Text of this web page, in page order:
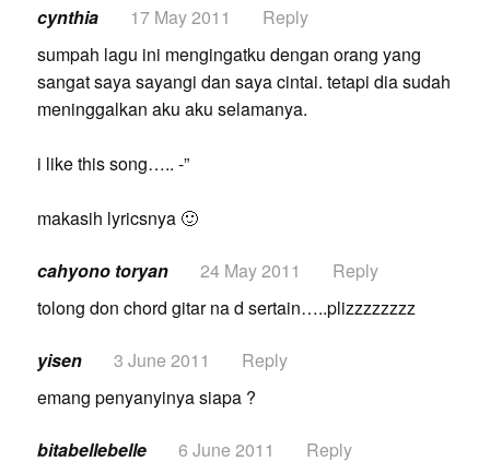
cynthia 17 May 2011
Reply
sumpah lagu ini mengingatku dengan orang yang
sangat saya sayangi dan saya cintai. tetapi dia sudah
meninggalkan aku aku selamanya.
i like this song….. -”
makasih lyricsnya 🙂
cahyono toryan 24 May 2011
Reply
tolong don chord gitar na d sertain…..plizzzzzzzz
yisen 3 June 2011
Reply
emang penyanyinya siapa ?
bitabellebelle 6 June 2011
Reply